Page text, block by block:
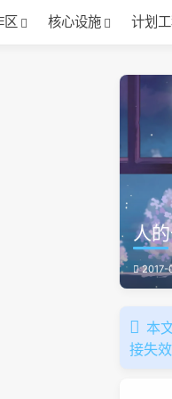
区 核心设施 计划
人
2017-
本
接失